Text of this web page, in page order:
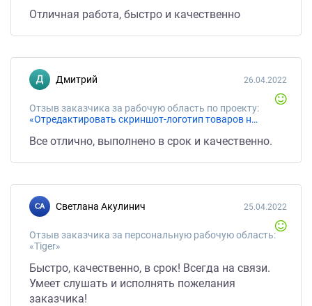
Отличная работа, быстро и качественно
Дмитрий
Отзыв заказчика за рабочую область по проекту:
«Отредактировать скриншот-логотип товаров на продажу»
26.04.2022
Все отлично, выполнено в срок и качественно.
Светлана Акулинич
Отзыв заказчика за персональную рабочую область:
«Tiger»
25.04.2022
Быстро, качественно, в срок! Всегда на связи.
Умеет слушать и исполнять пожелания
заказчика!